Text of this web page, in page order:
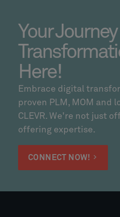
Your
Here!
Embrace digital
proven PLM, MOM and
CLEVR. We're not just
offering expertise.
CONNECT NOW!